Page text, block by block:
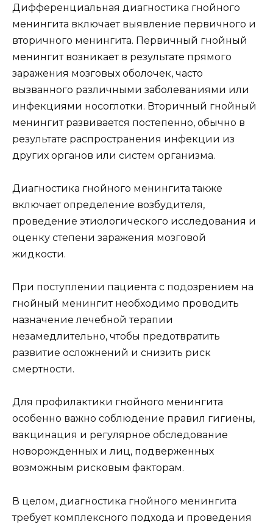
Дифференциальная диагностика гнойного
менингита включает выявление первичного и
вторичного менингита. Первичный гнойный
менингит возникает в результате прямого
заражения мозговых оболочек, часто
вызванного различными заболеваниями или
инфекциями носоглотки. Вторичный гнойный
менингит развивается постепенно, обычно в
результате распространения инфекции из
других органов или систем организма.
Диагностика гнойного менингита также
включает определение возбудителя,
проведение этиологического исследования и
оценку степени заражения мозговой
жидкости.
При поступлении пациента с подозрением на
гнойный менингит необходимо проводить
назначение лечебной терапии
незамедлительно, чтобы предотвратить
развитие осложнений и снизить риск
смертности.
Для профилактики гнойного менингита
особенно важно соблюдение правил гигиены,
вакцинация и регулярное обследование
новорожденных и лиц, подверженных
возможным рисковым факторам.
В целом, диагностика гнойного менингита
требует комплексного подхода и проведения